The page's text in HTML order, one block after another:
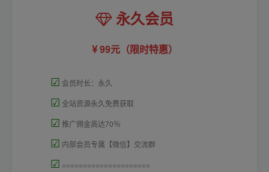
永久会员
99元（限时特惠）
☑ 会员时长：永久
☑ 全站资源永久免费获取
☑ 推广佣金高达70％
☑ 内部会员专属【微信】交流群
☑ =====================